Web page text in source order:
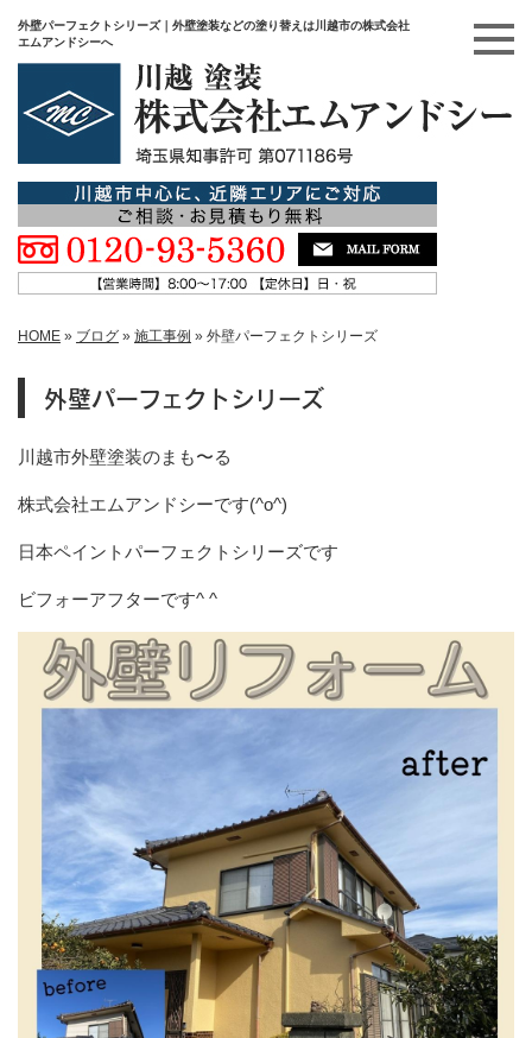
外壁パーフェクトシリーズ｜外壁塗装などの塗り替えは川越市の株式会社
エムアンドシーへ
HOME » ブログ » 施工事例 » 外壁パーフェクトシリーズ
外壁パーフェクトシリーズ
川越市外壁塗装のまも〜る
株式会社エムアンドシーです(^o^)
日本ペイントパーフェクトシリーズです
ビフォーアフターです^ ^